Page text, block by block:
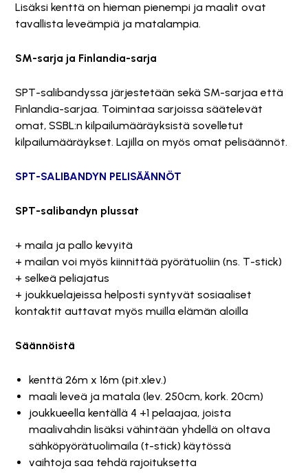
Lisäksi kenttä on hieman pienempi ja maalit ovat
tavallista leveämpiä ja matalampia.
SM-sarja ja Finlandia-sarja
SPT-salibandyssa järjestetään sekä SM-sarjaa että
Finlandia-sarjaa. Toimintaa sarjoissa säätelevät
omat, SSBL:n kilpailumääräyksistä sovelletut
kilpailumääräykset. Lajilla on myös omat pelisäännöt.
SPT-SALIBANDYN PELISÄÄNNÖT
SPT-salibandyn plussat
+ maila ja pallo kevyitä
+ mailan voi myös kiinnittää pyörätuoliin (ns. T-stick)
+ selkeä peliajatus
+ joukkuelajeissa helposti syntyvät sosiaaliset
kontaktit auttavat myös muilla elämän aloilla
Säännöistä
kenttä 26m x 16m (pit.xlev.)
maali leveä ja matala (lev. 250cm, kork. 20cm)
joukkueella kentällä 4 +1 pelaajaa, joista
maalivahdin lisäksi vähintään yhdellä on oltava
sähköpyörätuolimaila (t-stick) käytössä
vaihtoja saa tehdä rajoituksetta